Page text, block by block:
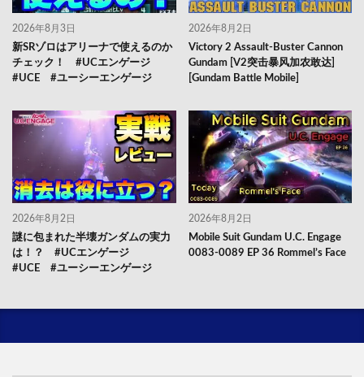
2026年8月3日
新SRゾロはアリーナで使えるのか
チェック！ #UCエンゲージ
#UCE #ユーシーエンゲージ
2026年8月2日
Victory 2 Assault-Buster Cannon
Gundam [V2突击暴风加农敢达]
[Gundam Battle Mobile]
2026年8月2日
謎に包まれた半壊ガンダムの実力
は！？ #UCエンゲージ
#UCE #ユーシーエンゲージ
2026年8月2日
Mobile Suit Gundam U.C. Engage
0083-0089 EP 36 Rommel’s Face